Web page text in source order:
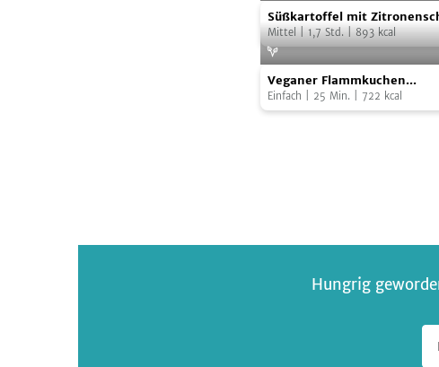
Süßkartoffel
mit
Zitronenschmand
&
karamellisierten
Zwiebeln
Süßkartoffel mit
& karamellisierten Zwiebeln
Mittel|1,7 Std.|893kcal
Veganer
Flammkuchen
griechischer
Veganer Flammkuchen
griechischer Art
Einfach 25 Min. 722 kcal
Hungrig